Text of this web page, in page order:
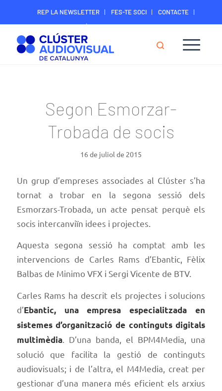
REP LA NEWSLETTER FES-TE SOCI
CONTACTE
ÀREA DIGITAL SOCIS
Segon Esmorzar-
Trobada de socis
16 de juliol de 2015
Un grup d’empreses associades al Clúster s’ha
tornat a trobar en la segona sessió dels
Esmorzars-Trobada, un acte pensat perquè els
socis intercanviïn idees i projectes.
Aquesta segona sessió ha comptat amb les
intervencions de Carles Rams d’Ebantic, Fèlix
Balbas de Minimo VFX i Sergi Vicente de BTV.
Carles Rams ha descrit els projectes i solucions
d’Ebantic, una empresa especialitzada en
sistemes d’organització de continguts digitals
multimèdia. D’una banda, el BPM4Media, una
solució que facilita la gestió de continguts
audiovisuals; i de l’altra, el M4Media, creat per
gestionar d’una manera més eficient els arxius